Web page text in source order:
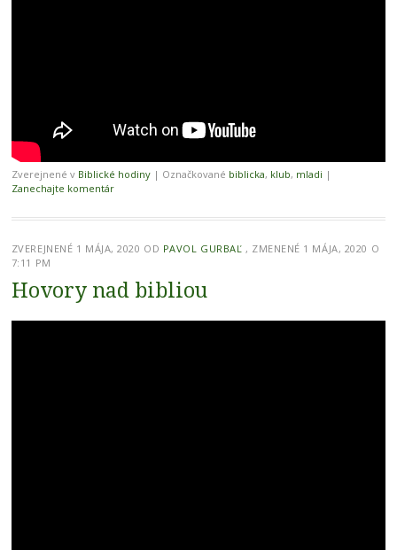
Zverejnené v Biblické hodiny | Označkované biblicka, klub, mladi |
Zanechajte komentár
ZVEREJNENÉ 1 MÁJA, 2020 OD PAVOL GURBAĽ , ZMENENÉ 1 MÁJA, 2020 O
7:11 PM
Hovory nad bibliou